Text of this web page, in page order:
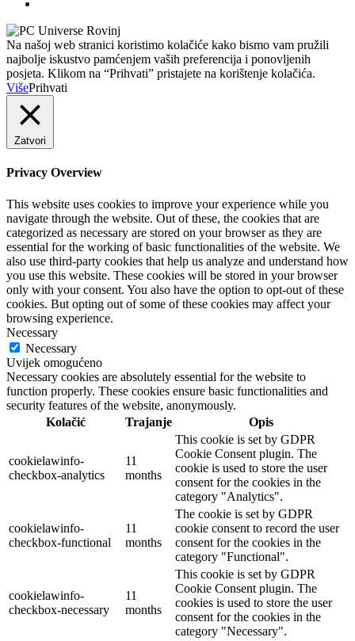
Na našoj web stranici koristimo kolačiće kako bismo vam pružili
najbolje iskustvo pamćenjem vaših preferencija i ponovljenih
posjeta. Klikom na “Prihvati” pristajete na korištenje kolačića.
VišePrihvati
Zatvori
Privacy Overview
This website uses cookies to improve your experience while you
navigate through the website. Out of these, the cookies that are
categorized as necessary are stored on your browser as they are
essential for the working of basic functionalities of the website. We
also use third-party cookies that help us analyze and understand how
you use this website. These cookies will be stored in your browser
only with your consent. You also have the option to opt-out of these
cookies. But opting out of some of these cookies may affect your
browsing experience.
Necessary
Necessary
Uvijek omogućeno
Necessary cookies are absolutely essential for the website to
function properly. These cookies ensure basic functionalities and
security features of the website, anonymously.
Kolačić
Trajanje Opis
cookielawinfo-
checkbox-analytics
11
months
This cookie is set by GDPR
Cookie Consent plugin. The
cookie is used to store the user
consent for the cookies in the
category "Analytics".
cookielawinfo-
checkbox-functional
11
months
The cookie is set by GDPR
cookie consent to record the user
consent for the cookies in the
category "Functional".
cookielawinfo-
checkbox-necessary
11
months
This cookie is set by GDPR
Cookie Consent plugin. The
cookies is used to store the user
consent for the cookies in the
category "Necessary".